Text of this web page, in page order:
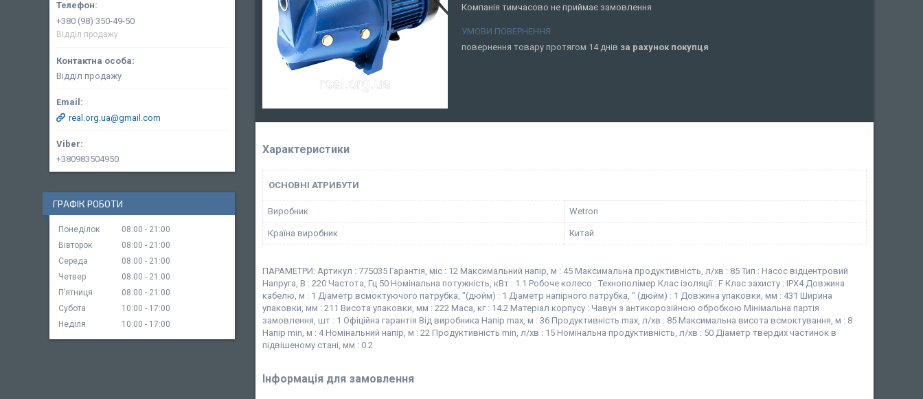
Компанія тимчасово не приймає замовлення
повернення товару протягом 14 днів за рахунок покупця
Характеристики
ОСНОВНІ АТРИБУТИ
Виробник Wetron
Країна виробник Китай
ПАРАМЕТРИ: Артикул : 775035 Гарантія, міс : 12 Максимальний напір, м : 45 Максимальна продуктивність, л/хв : 85 Тип : Насос відцентровий
Напруга, В : 220 Частота, Гц 50 Номінальна потужність, кВт : 1.1 Робоче колесо : Технополімер Клас ізоляції : F Клас захисту : IPX4 Довжина
кабелю, м : 1 Діаметр всмоктуючого патрубка, "(дюйм) : 1 Діаметр напірного патрубка, " (дюйм) : 1 Довжина упаковки, мм : 431 Ширина
упаковки, мм : 211 Висота упаковки, мм : 222 Маса, кг : 14.2 Матеріал корпусу : Чавун з антикорозійною обробкою Мінімальна партія
замовлення, шт : 1 Офіційна гарантія Від виробника Напір max, м : 36 Продуктивність max, л/хв : 85 Максимальна висота всмоктування, м : 8
Напір min, м : 4 Номінальний напір, м : 22 Продуктивність min, л/хв : 15 Номінальна продуктивність, л/хв : 50 Діаметр твердих частинок в
підвішеному стані, мм : 0.2
Інформація для замовлення
+380 (98) 350-49-50
Відділ продажу
Відділ продажу
real.org.ua@gmail.com
+380983504950
ГРАФІК РОБОТИ
Понеділок 08:00
21:00
Вівторок
08:00
21:00
Середа
08:00
21:00
Четвер
08:00
21:00
Пʼятниця
08:00
21:00
Субота
10:00
17:00
Неділя
10:00 17:00